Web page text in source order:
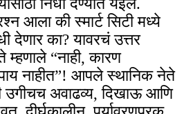
निधी देण्यात येईल.
आला की स्मार्ट सिटी मध्ये
देणार का? यावरचं उत्तर
“नाही, कारण
नाहीत”! आपले स्थानिक नेते
अवाढव्य, दिखाऊ आणि